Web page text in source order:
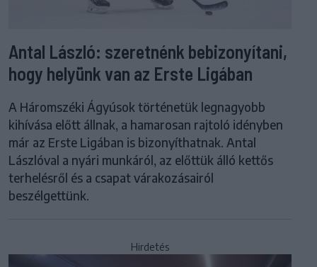
Antal László: szeretnénk bebizonyítani,
hogy helyünk van az Erste Ligában
A Háromszéki Ágyúsok történetük legnagyobb
kihívása előtt állnak, a hamarosan rajtoló idényben
már az Erste Ligában is bizonyíthatnak. Antal
Lászlóval a nyári munkáról, az előttük álló kettős
terhelésről és a csapat várakozásairól
beszélgettünk.
Hirdetés